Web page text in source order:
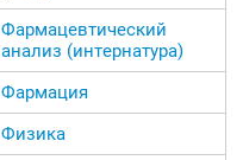
Фармацевтический
анализ (интернатура)
Фармация
Физика